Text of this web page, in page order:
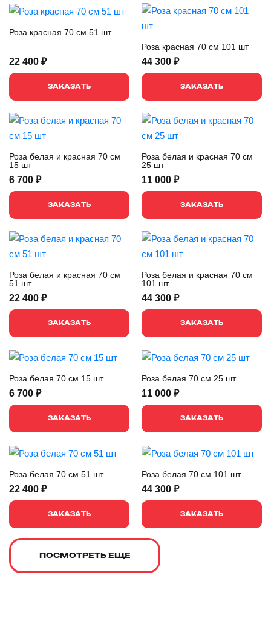
Роза красная 70 см 51 шт
22 400 ₽
ЗАКАЗАТЬ
Роза красная 70 см 101 шт
44 300 ₽
ЗАКАЗАТЬ
Роза белая и красная 70 см
15 шт
6 700 ₽
ЗАКАЗАТЬ
Роза белая и красная 70 см
25 шт
11 000 ₽
ЗАКАЗАТЬ
Роза белая и красная 70 см
51 шт
22 400 ₽
ЗАКАЗАТЬ
Роза белая и красная 70 см
101 шт
44 300 ₽
ЗАКАЗАТЬ
Роза белая 70 см 15 шт
6 700 ₽
ЗАКАЗАТЬ
Роза белая 70 см 25 шт
11 000 ₽
ЗАКАЗАТЬ
Роза белая 70 см 51 шт
22 400 ₽
ЗАКАЗАТЬ
Роза белая 70 см 101 шт
44 300 ₽
ЗАКАЗАТЬ
ПОСМОТРЕТЬ ЕЩЕ